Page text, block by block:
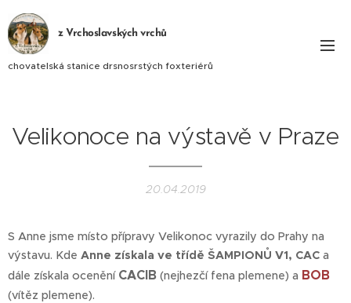
z Vrchoslavských vrchů
chovatelská stanice drsnosrstých foxteriérů
Velikonoce na výstavě v Praze
20.04.2019
S Anne jsme místo přípravy Velikonoc vyrazily do Prahy na
výstavu. Kde Anne získala ve třídě ŠAMPIONŮ V1, CAC a
dále získala ocenění CACIB (nejhezčí fena plemene) a BOB
(vítěz plemene).